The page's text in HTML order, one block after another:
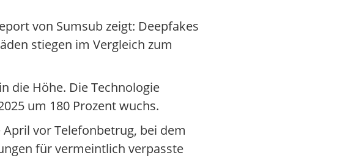
von Sumsub zeigt: Deepfakes
stiegen im Vergleich zum
die Höhe. Die Technologie
um 180 Prozent wuchs.
vor Telefonbetrug, bei dem
für vermeintlich verpasste